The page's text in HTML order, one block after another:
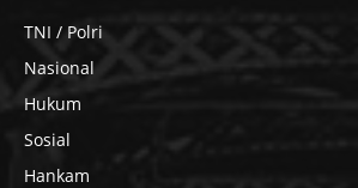
TNI / Polri
Nasional
Hukum
Sosial
Hankam